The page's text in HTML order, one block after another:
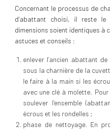
Concernant le processus de
d’abattant choisi, il reste
dimensions soient identiques à
astuces et conseils :
enlever l’ancien abattant
sous la charnière de la
le faire à la main si les
avec une clé à molette.
soulever l’ensemble
écrous et les rondelles ;
phase de nettoyage. En